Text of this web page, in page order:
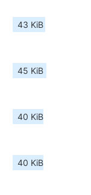
43 KiB
45 KiB
40 KiB
40 KiB